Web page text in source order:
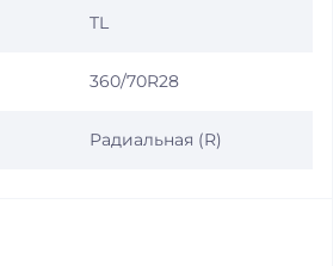
TL
360/70R28
Радиальная (R)